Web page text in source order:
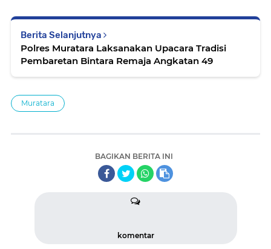
Berita Selanjutnya
Polres Muratara Laksanakan Upacara Tradisi
Pembaretan Bintara Remaja Angkatan 49
Muratara
BAGIKAN BERITA INI
komentar